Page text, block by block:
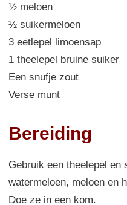
½ meloen
½ suikermeloen
3 eetlepel limoensap
1 theelepel bruine suiker
Een snufje zout
Verse munt
Bereiding
Gebruik een theelepel en
watermeloen, meloen en
Doe ze in een kom.